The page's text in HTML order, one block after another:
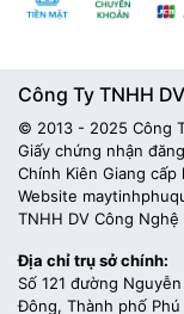
Công Ty TNHH
© 2013 - 2025 Công
Giấy chứng nhận
Chính Kiên Giang
Website
TNHH DV Công
Địa chỉ trụ sở chính:
Số 121 đường
Đông, Thành phố